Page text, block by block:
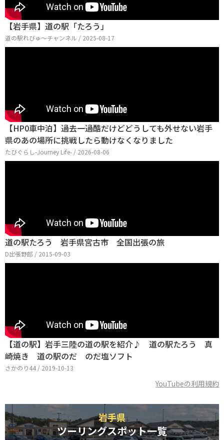
【岩手県】道の駅「たろう」
道の駅れびゅ〜チャンネル / 2025-08-17
【HP0車中泊】過去一過酷だけどどうしても外せない岩手
県のあの場所に挑戦したら動けなくなりました
たびぐらし-Journey Life- / 2026-08-06
道の駅たろう 岩手県宮古市 全国出張の旅
D出張野郎 / 2015-09-03
【道の駅】岩手三陸の道の駅を紹介♪ 道の駅たろう 真
崎焼き 道の駅のだ のだ塩ソフト
さかのり44 / 2019-10-13
YouTubeの利用規約
岩手県
ツーリングスポット一覧